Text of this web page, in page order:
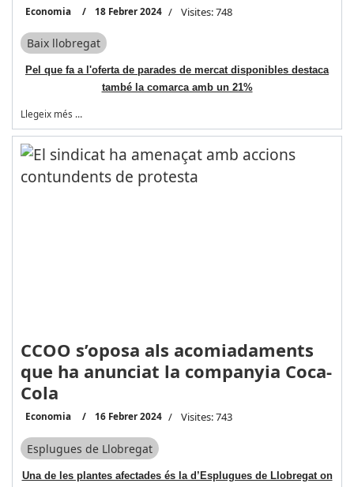
Economia 18 Febrer 2024 Visites: 748
Baix llobregat
Pel que fa a l'oferta de parades de mercat disponibles destaca
també la comarca amb un 21%
Llegeix més …
CCOO s’oposa als acomiadaments
que ha anunciat la companyia Coca-
Cola
Economia 16 Febrer 2024 Visites: 743
Esplugues de Llobregat
Una de les plantes afectades és la d’Esplugues de Llobregat on